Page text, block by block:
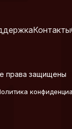
Контакты
права защищены